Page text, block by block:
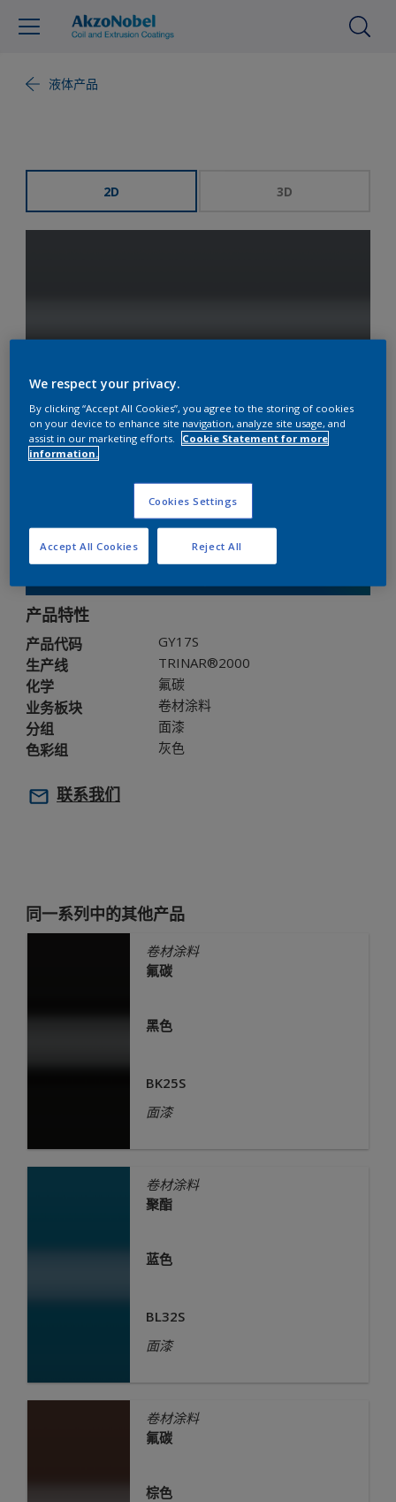
液体产品
2D 3D
TRINAR®2000
光泽度:Semi Gloss
产品特性
产品代码 GY17S
生产线 TRINAR®2000
化学 氟碳
业务板块 卷材涂料
分组 面漆
色彩组 灰色
联系我们
同一系列中的其他产品
卷材涂料
氟碳
黑色
BK25S
面漆
卷材涂料
聚酯
蓝色
BL32S
面漆
卷材涂料
氟碳
棕色
We respect your privacy.
By clicking “Accept All Cookies”, you agree to the storing of cookies
on your device to enhance site navigation, analyze site usage, and
assist in our marketing efforts.
Cookie Statement for more
information.
Cookies Settings
Reject All
Accept All Cookies